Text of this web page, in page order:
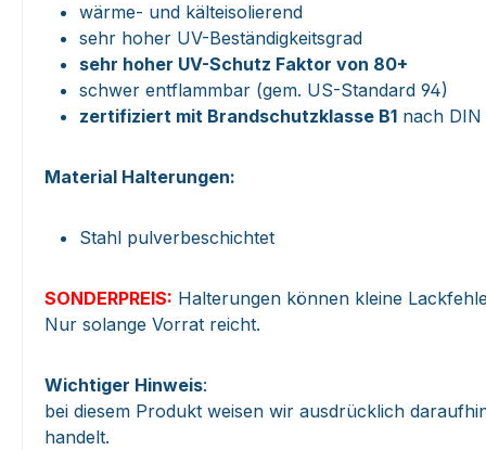
wärme- und kälteisolierend
sehr hoher UV-Beständigkeitsgrad
sehr hoher UV-Schutz Faktor von 80+
schwer entflammbar (gem. US-Standard 94)
zertifiziert mit Brandschutzklasse B1 nach DIN
Material Halterungen:
Stahl pulverbeschichtet
SONDERPREIS: Halterungen können kleine
Nur solange Vorrat reicht.
Wichtiger Hinweis:
bei diesem Produkt weisen wir ausdrücklich
handelt.